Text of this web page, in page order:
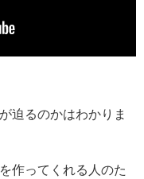
迫るのかはわかりま
作ってくれる人のた